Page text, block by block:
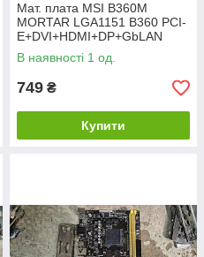
Мат. плата MSI B360M
MORTAR LGA1151 B360 PCI-
E+DVI+HDMI+DP+GbLAN
SATA MicroATX 4DDR4 №
24060519
В наявності 1 од.
749 ₴
Купити